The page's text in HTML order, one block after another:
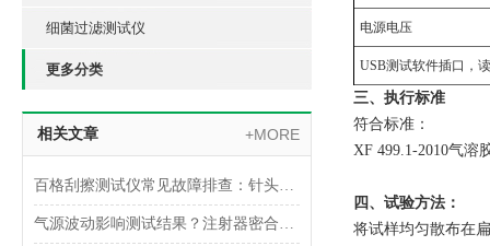
细菌过滤测试仪
更多分类
相关文章 +MORE
百格刮擦测试仪常见故障排查：针头磨损与运动轨迹偏移
气源波动影响测试结果？注射器密合性正压测试仪的稳压设计分析
电源电压
USB测试软件插口，
三、执行标准‌
符合标准：
XF 499.1-2010气溶
四、试验方法：
将试样均匀散布在